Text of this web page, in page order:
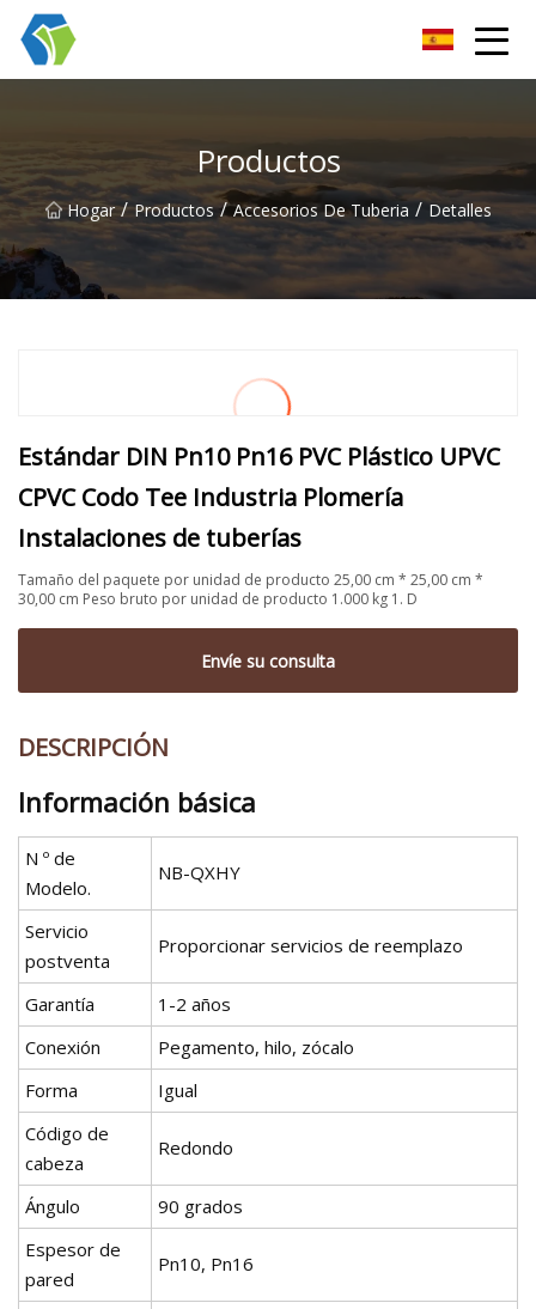
Grupo Co., Ltd de las soluciones de la luz de las estrellas de
Productos
Hogar / Productos / Accesorios De Tuberia / Detalles
Estándar DIN Pn10 Pn16 PVC Plástico UPVC
CPVC Codo Tee Industria Plomería
Instalaciones de tuberías
Tamaño del paquete por unidad de producto 25,00 cm * 25,00 cm *
30,00 cm Peso bruto por unidad de producto 1.000 kg 1. D
Envíe su consulta
DESCRIPCIÓN
Información básica
N º de
Modelo.
NB-QXHY
Servicio
postventa
Proporcionar servicios de reemplazo
Garantía
1-2 años
Conexión
Pegamento, hilo, zócalo
Forma
Igual
Código de
cabeza
Redondo
Ángulo
90 grados
Espesor de
pared
Pn10, Pn16